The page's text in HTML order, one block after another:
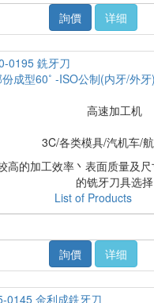
詢價
详细
成型60˚ -ISO公制(内牙/外牙)
高速加工机
3C/各类模具/汽机车/
高的加工效率丶表面质量及
的铣牙刀具选择
List of Products
詢價
详细